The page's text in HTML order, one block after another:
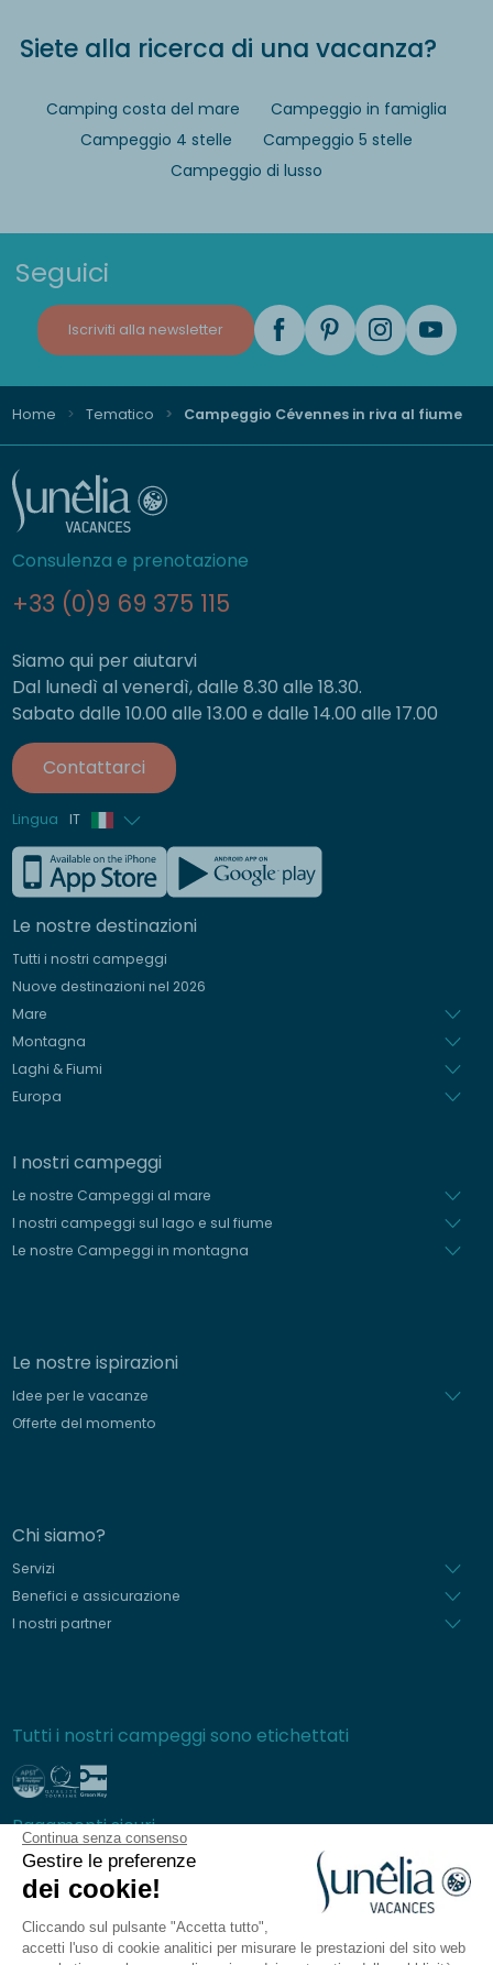
Continua senza consenso
Gestire le preferenze
dei cookie!
Cliccando sul pulsante "Accetta tutto",
accetti l'uso di cookie analitici per misurare le prestazioni del sito web
Siete alla ricerca di una vacanza?
Camping costa del mare
Campeggio in famiglia
Campeggio 4 stelle
Campeggio 5 stelle
Campeggio di lusso
Seguici
Iscriviti alla newsletter
Home Tematico Campeggio Cévennes in riva al fiume
Consulenza e prenotazione
+33 (0)9 69 375 115
Siamo qui per aiutarvi
Dal lunedì al venerdì, dalle 8.30 alle 18.30.
Sabato dalle 10.00 alle 13.00 e dalle 14.00 alle 17.00
Contattarci
Lingua IT
Francese
Inglese
Tedesco
Spagnolo
Le nostre destinazioni
Tutti i nostri campeggi
Nuove destinazioni nel 2026
Mare
Montagna
Laghi & Fiumi
Europa
I nostri campeggi
Le nostre Campeggi al mare
I nostri campeggi sul lago e sul fiume
Le nostre Campeggi in montagna
Le nostre ispirazioni
Idee per le vacanze
Offerte del momento
Chi siamo?
Servizi
Benefici e assicurazione
I nostri partner
Tutti i nostri campeggi sono etichettati
Pagamenti sicuri
Domande frequenti